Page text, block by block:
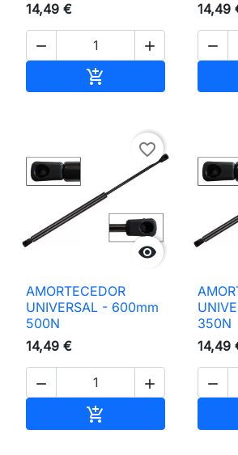
14,49 €
 

14,49


favorite_border
AMORTECEDOR
UNIVERSAL - 600mm
500N
14,49 €
 

350N
14,49
